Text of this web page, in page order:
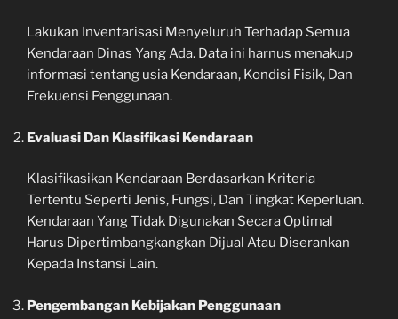
Lakukan Inventarisasi Menyeluruh Terhadap Semua
Kendaraan Dinas Yang Ada. Data ini harnus menakup
informasi tentang usia Kendaraan, Kondisi Fisik, Dan
Frekuensi Penggunaan.
Evaluasi Dan Klasifikasi Kendaraan
Klasifikasikan Kendaraan Berdasarkan Kriteria
Tertentu Seperti Jenis, Fungsi, Dan Tingkat Keperluan.
Kendaraan Yang Tidak Digunakan Secara Optimal
Harus Dipertimbangkangkan Dijual Atau Diserankan
Kepada Instansi Lain.
Pengembangan Kebijakan Penggunaan